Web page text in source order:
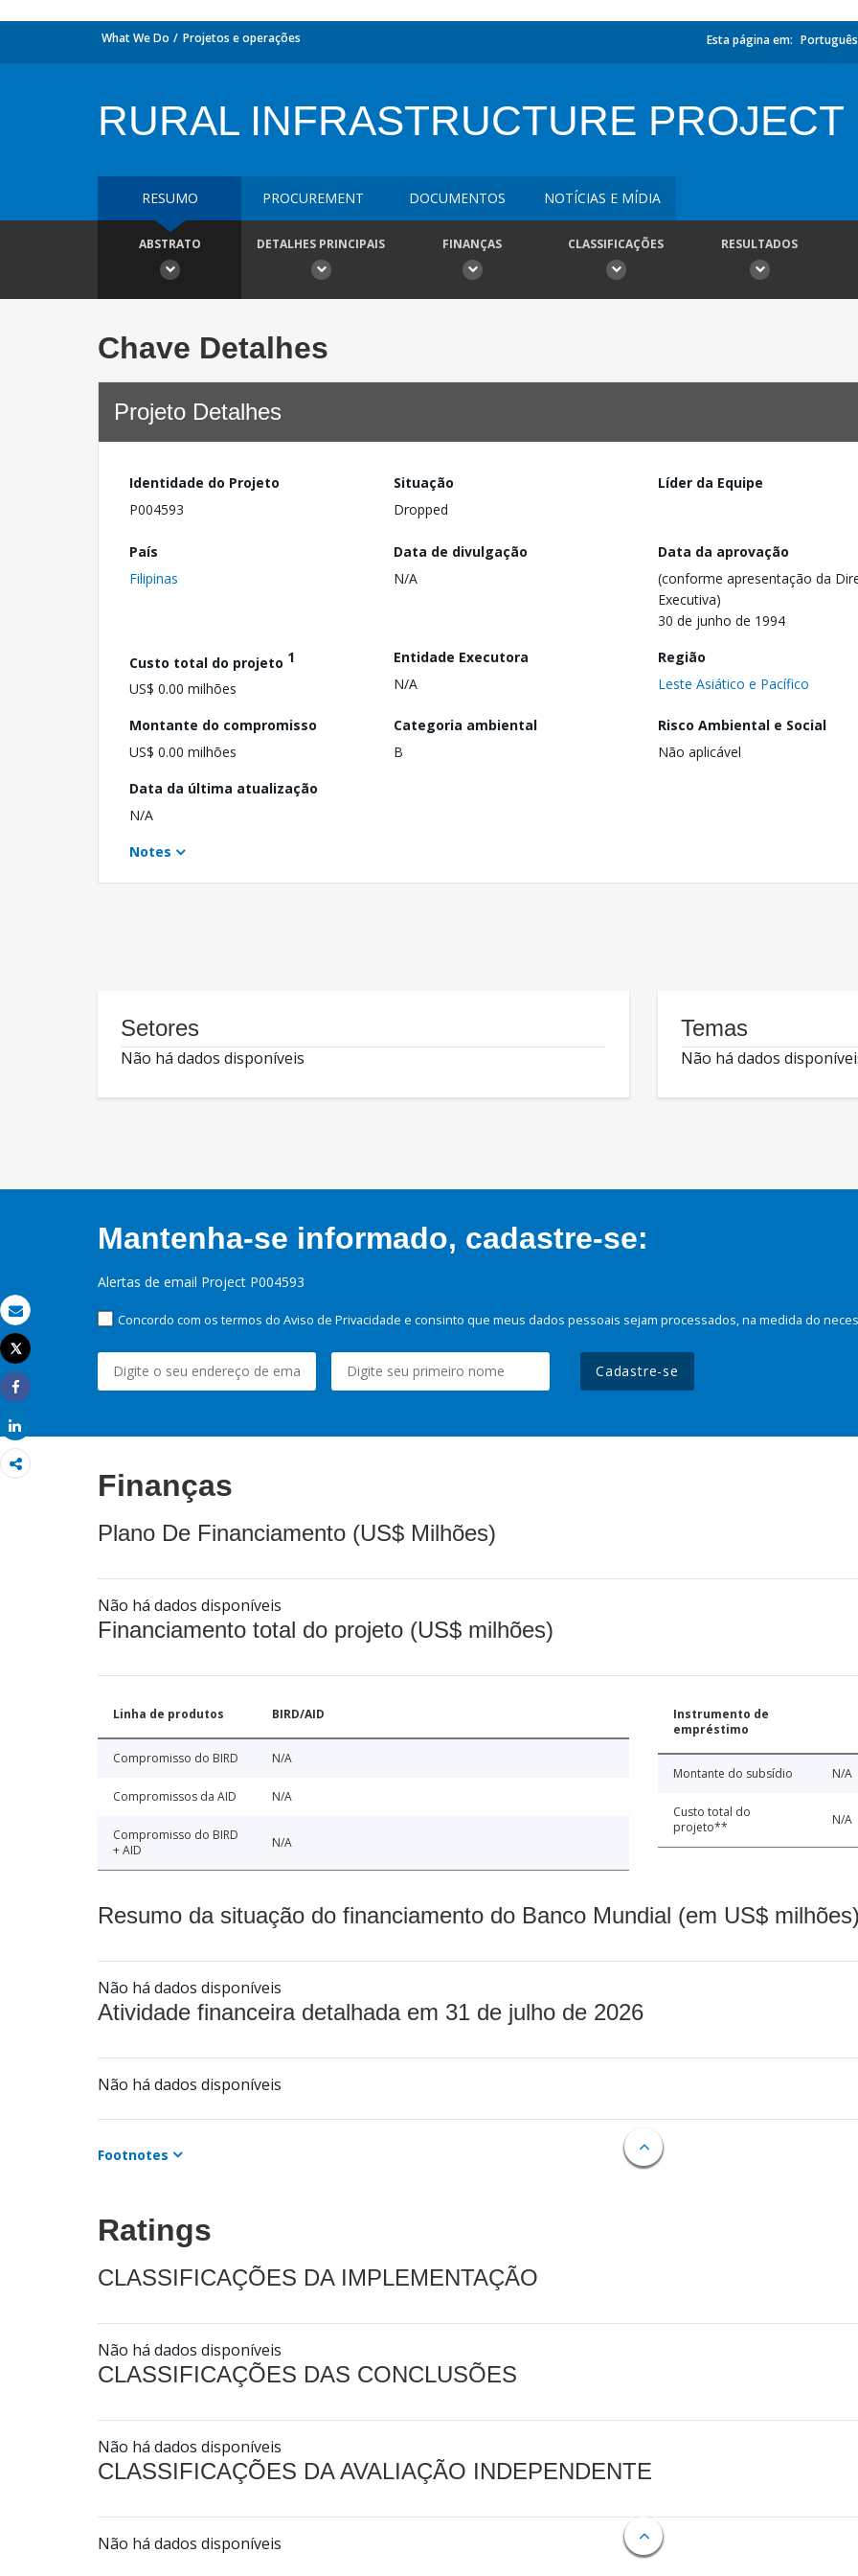
Email
Imprimir
Tweet
Share
What We Do Projetos e operações Esta página em: Português
RURAL INFRASTRUCTURE PROJECT
RESUMO PROCUREMENT DOCUMENTOS NOTÍCIAS E MÍDIA
ABSTRATO DETALHES PRINCIPAIS FINANÇAS CLASSIFICAÇÕES RESULTADOS
Chave Detalhes
Projeto Detalhes
Identidade do Projeto
P004593
Situação
Dropped
Líder da Equipe
País
Filipinas
Data de divulgação
N/A
Data da aprovação
(conforme apresentação da
Executiva)
30 de junho de 1994
Custo total do projeto 1
US$ 0.00 milhões
Entidade Executora
N/A
Região
Leste Asiático e Pacífico
Montante do compromisso
US$ 0.00 milhões
Categoria ambiental
B
Risco Ambiental e Social
Não aplicável
Data da última atualização
N/A
Notes
Setores
Não há dados disponíveis
Temas
Não há dados
Mantenha-se informado, cadastre-se:
Alertas de email Project P004593
Concordo com os termos do Aviso de Privacidade e consinto que meus dados pessoais sejam processados, na medida do
Cadastre-se
Finanças
Plano De Financiamento (US$ Milhões)
Não há dados disponíveis
Financiamento total do projeto (US$ milhões)
Linha de produtos BIRD/AID
Compromisso do BIRD N/A
Compromissos da AID N/A
Compromisso do BIRD
+ AID
N/A
Instrumento de
empréstimo
Montante do subsídio N/A
Custo total do
projeto**
N/A
Resumo da situação do financiamento do Banco Mundial (em US$
Não há dados disponíveis
Atividade financeira detalhada em 31 de julho de 2026
Não há dados disponíveis
Footnotes
Ratings
CLASSIFICAÇÕES DA IMPLEMENTAÇÃO
Não há dados disponíveis
CLASSIFICAÇÕES DAS CONCLUSÕES
Não há dados disponíveis
CLASSIFICAÇÕES DA AVALIAÇÃO INDEPENDENTE
Não há dados disponíveis